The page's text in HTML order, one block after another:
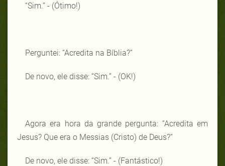
“Sim.” - (Ótimo!)
Perguntei: “Acredita na Bíblia?”
De novo, ele disse: “Sim.” - (OK!)
Agora era hora da grande pergunta: “Acredita em
Jesus? Que era o Messias (Cristo) de Deus?”
De novo, ele disse: “Sim.” - (Fantástico!)